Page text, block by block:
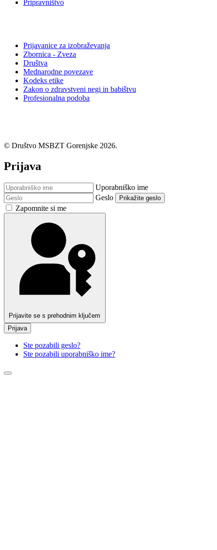
Pripravništvo
Prijavanice za izobraževanja
Zbornica - Zveza
Društva
Mednarodne povezave
Kodeks etike
Zakon o zdravstveni negi in babištvu
Profesionalna podoba
© Društvo MSBZT Gorenjske 2026.
Prijava
Uporabniško ime
Geslo
Prikažite geslo
Zapomnite si me
Prijavite se s prehodnim ključem
Prijava
Ste pozabili geslo?
Ste pozabili uporabniško ime?